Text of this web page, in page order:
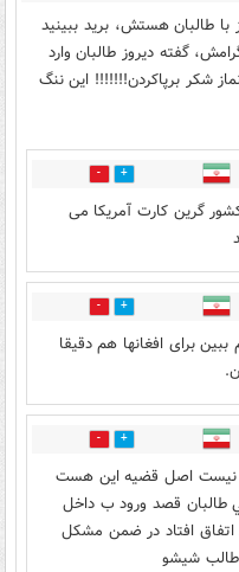
با طالبان هستش، برید ببینید
گفته دیروز طالبان وارد
شکر برپاکردن!!!!!!! این ننگ
2
گرین کارت آمریکا می
0
برای افغانها هم دقیقا
0
نيست اصل قضيه اين هست
قصد ورود ب داخل
اتفاق افتاد در ضمن مشكل
شيشو